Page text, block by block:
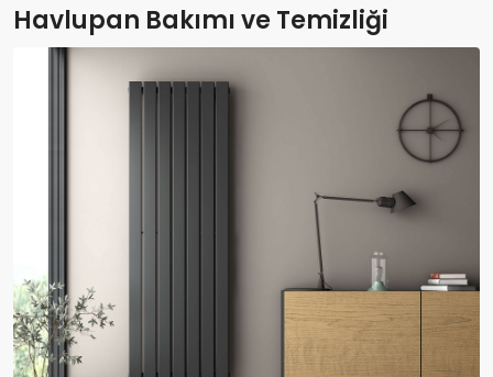
Havlupan Bakımı ve Temizliği